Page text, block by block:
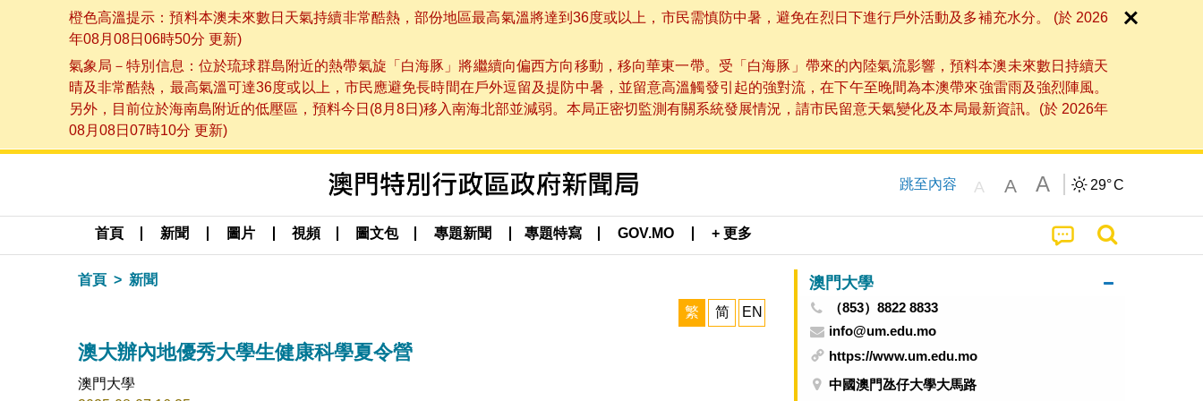
橙色高溫提示：預料本澳未來數日天氣持續非常酷熱，部份地區最高氣溫將達到36度或以上，市民需慎防中暑，避免在烈日下進行戶外活動及多補充水分。 (於 2026
年08月08日06時50分 更新)
氣象局－特別信息：位於琉球群島附近的熱帶氣旋「白海豚」將繼續向偏西方向移動，移向華東一帶。受「白海豚」帶來的內陸氣流影響，預料本澳未來數日持續天
晴及非常酷熱，最高氣溫可達36度或以上，市民應避免長時間在戶外逗留及提防中暑，並留意高溫觸發引起的強對流，在下午至晚間為本澳帶來強雷雨及強烈陣風。
另外，目前位於海南島附近的低壓區，預料今日(8月8日)移入南海北部並減弱。本局正密切監測有關系統發展情況，請市民留意天氣變化及本局最新資訊。(於 2026年
08月08日07時10分 更新)
跳至內容 A A A 29°C
首頁 新聞 圖片 視頻 圖文包 專題新聞 專題特寫 GOV.MO + 更多
首頁 新聞
繁 简 EN
澳大辦內地優秀大學生健康科學夏令營
澳門大學
澳門大學
（853）8822 8833
info@um.edu.mo
https://www.um.edu.mo
中國澳門氹仔大學大馬路